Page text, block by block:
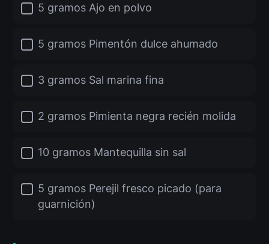
5 gramos Ajo en polvo
5 gramos Pimentón dulce ahumado
3 gramos Sal marina fina
2 gramos Pimienta negra recién molida
10 gramos Mantequilla sin sal
5 gramos Perejil fresco picado (para
guarnición)